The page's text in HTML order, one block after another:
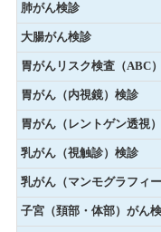
肺がん検診
大腸がん検診
胃がんリスク検査（ABC）
胃がん（内視鏡）検診
胃がん（レントゲン透視）
乳がん（視触診）検診
乳がん（マンモグラフィ
子宮（頚部・体部）がん